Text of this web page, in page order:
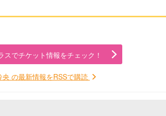
スでチケット情報をチェック！
央 の最新情報をRSSで購読